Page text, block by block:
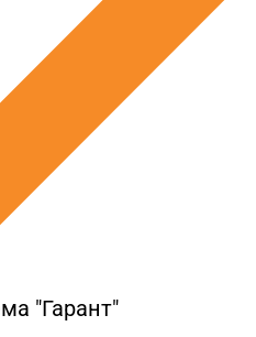
"Гарант"